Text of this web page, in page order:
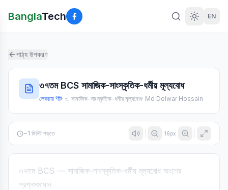
BanglaTech EN
পাঠ্য উপকরণ
৩৭তম BCS সামাজিক-সাংস্কৃতিক-ধর্মীয় মূল্যবোধ
লেকচার শীট· ৩. সামাজিক-সাংস্কৃতিক-ধর্মীয় মূল্যবোধ· Md Delwar Hossain
~1 মিনিট পড়তে 16px
৩৭তম BCS — সামাজিক-সাংস্কৃতিক-ধর্মীয় মূল্যবোধ অংশের
প্রশ্নসমাধান